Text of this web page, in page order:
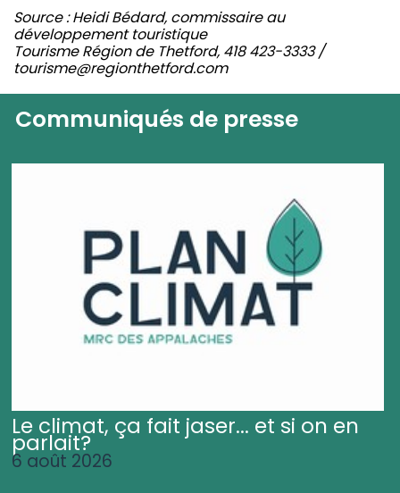
Source : Heidi Bédard, commissaire au
développement touristique
Tourisme Région de Thetford, 418 423-3333 /
tourisme@regionthetford.com
Communiqués de presse
Le climat, ça fait jaser... et si on en
parlait?
6 août 2026